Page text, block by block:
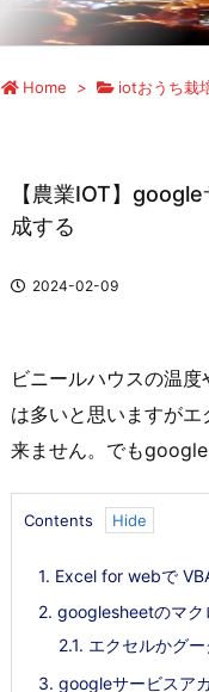
Home > iotおうち栽
【農業IOT】
成する
2024-02-09
ビニールハウスの温
は多いと思いますが
来ません。でも
Contents
1. Excel for webで
2. googlesheetのマク
2.1. エクセルかグ
3. googleサービスア